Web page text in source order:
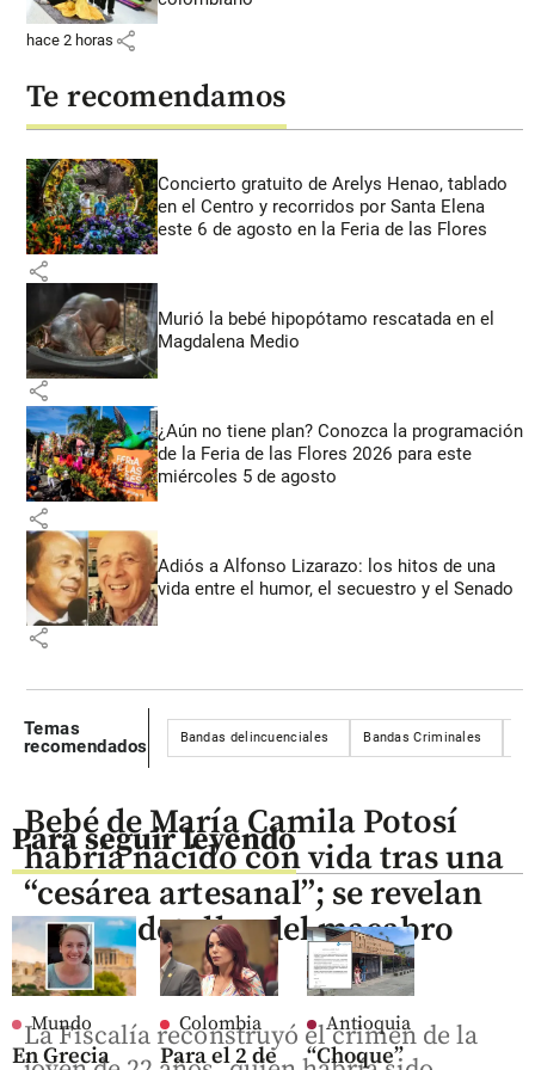
hace 2 horas share
Te recomendamos
Concierto gratuito de Arelys Henao, tablado
en el Centro y recorridos por Santa Elena
este 6 de agosto en la Feria de las Flores
share
Murió la bebé hipopótamo rescatada en el
Magdalena Medio
share
¿Aún no tiene plan? Conozca la programación
de la Feria de las Flores 2026 para este
miércoles 5 de agosto
share
Adiós a Alfonso Lizarazo: los hitos de una
vida entre el humor, el secuestro y el Senado
share
Temas
recomendados
Bandas delincuenciales Bandas Criminales
Para seguir leyendo
Mundo
En Grecia
Colombia
Para el 2 de
Antioquia
“Choque”
Bebé de María Camila Potosí
habría nacido con vida tras una
“cesárea artesanal”; se revelan
nuevos detalles del macabro
caso
La Fiscalía reconstruyó el crimen de la